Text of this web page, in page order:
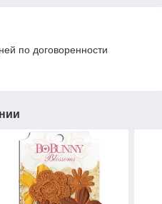
по договоренности